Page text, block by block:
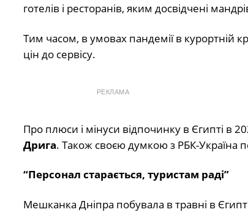
готелів і ресторанів, яким досвідчені
Тим часом, в умовах пандемії в курортній
цін до сервісу.
РЕКЛАМА
Про плюси і мінуси відпочинку в Єгипті в
Дрига. Також своєю думкою з РБК-Україна
“Персонал старається, туристам раді”
Мешканка Дніпра побувала в травні в